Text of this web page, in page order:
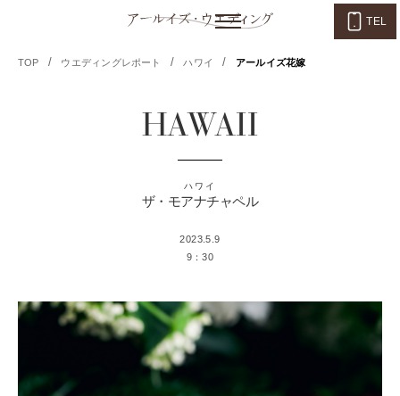
TEL
TOP / ウエディングレポート / ハワイ / アールイズ花嫁
HAWAII
ハワイ
ザ・モアナチャペル
2023.5.9
9：30